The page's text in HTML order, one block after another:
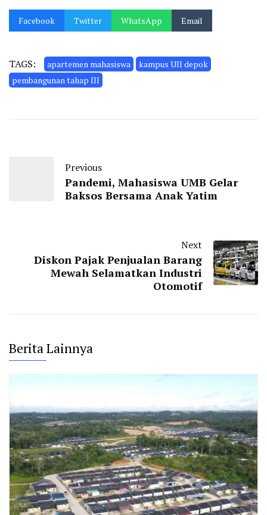
Facebook Twitter WhatsApp Email
TAGS: apartemen mahasiswa
kampus UII depok
pembangunan tahap III
Previous
Pandemi, Mahasiswa UMB Gelar
Baksos Bersama Anak Yatim
Next
Diskon Pajak Penjualan Barang
Mewah Selamatkan Industri
Otomotif
Berita Lainnya